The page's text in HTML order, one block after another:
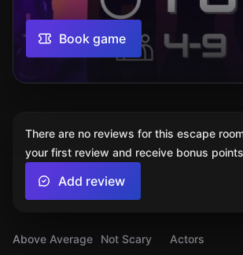
Book game
Above Average
Not Scary
Actors
There are no reviews for this escape
your first review and receive bonus
Add review